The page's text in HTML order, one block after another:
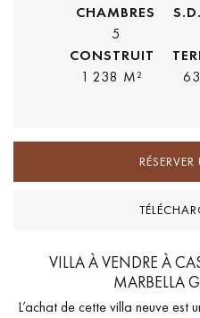
CHAMBRES
5
CONSTRUIT
1 238 M²
VILLA À VENDRE À
MARBELLA
L’achat de cette villa neuve est